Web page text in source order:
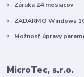
Záruka 24 mesiacov
ZADARMO Windows
Možnosť úpravy
MicroTec, s.r.o.